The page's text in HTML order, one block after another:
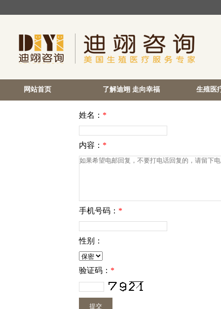
网站首页 了解迪翊 走向幸福 生殖医
姓名： *
内容： *
手机号码： *
性别：
验证码： *